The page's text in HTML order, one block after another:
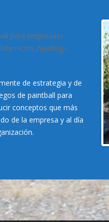
para empresas»
de estrategia y de
de paintball para
conceptos que más
de la empresa y al día